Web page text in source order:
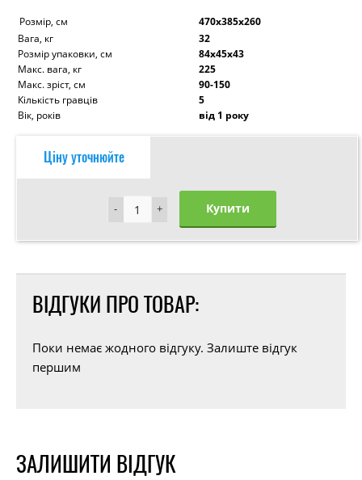
Розмір, см
470х385х260
Вага, кг
32
Розмір упаковки, см
84х45х43
Макс. вага, кг
225
Макс. зріст, см
90-150
Кількість гравців
5
Вік, років
від 1 року
Ціну уточнюйте
+
- +
- Купити
ВІДГУКИ ПРО ТОВАР:
Поки немає жодного відгуку. Залиште відгук
першим
ЗАЛИШИТИ ВІДГУК